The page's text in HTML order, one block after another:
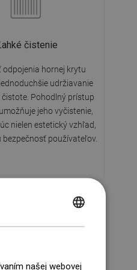
čistenie
odpojenia hornej krytu
udržiavanie
Pohodlný prístup
jeho vyčistenie,
nielen estetický vzhľad,
bezpečnosť používateľov.
našej webovej